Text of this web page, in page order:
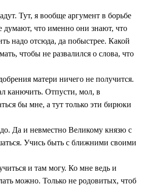
Тут, я вообще аргумент в борьбе
думают, что именно они знают, что
надо отсюда, да побыстрее. Какой
чтобы не развалился о слова, что
матери ничего не получится.
канючить. Отпусти, мол, в
бы мне, а тут только эти бирюки
Да и невместно Великому князю с
Учись быть с ближними своими
и там могу. Ко мне ведь и
можно. Только не родовитых, чтоб